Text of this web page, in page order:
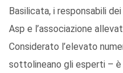
Basilicata, i responsabili
Asp e l’associazione
Considerato l’elevato
sottolineano gli esperti –